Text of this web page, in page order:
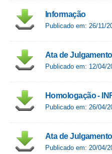
Informação
Publicado em: 26/11/
Ata de
Publicado em: 12/04/
Homologação -
Publicado em: 26/04/
Ata de
Publicado em: 20/04/